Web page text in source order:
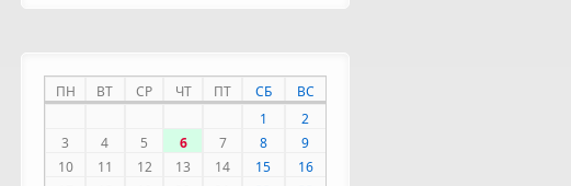
ПН ВТ СР ЧТ ПТ СБ
ВС
1
2
3
4 5 6 7 8
9
10
11 12 13 14 15
16